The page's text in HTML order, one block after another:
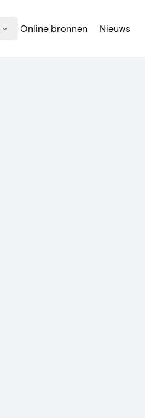
Online bronnen Nieuws